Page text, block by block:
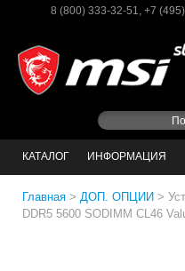
8 (800) 333-32-51, +7
КАТАЛОГ ИНФОРМАЦИЯ
Главная > ДОП. ОПЦИИ >
DDR5 5600 SODIMM CL46